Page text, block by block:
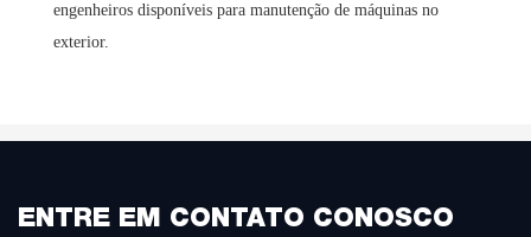
engenheiros disponíveis para manutenção de máquinas no
exterior.
ENTRE EM CONTATO CONOSCO